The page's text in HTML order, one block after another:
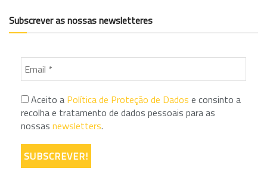
Subscrever as nossas newsletteres
Aceito a Política de Proteção de Dados e consinto a
recolha e tratamento de dados pessoais para as
nossas newsletters.